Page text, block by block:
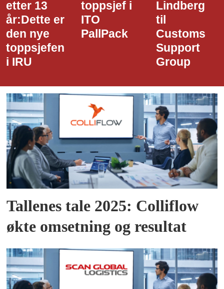
toppsjef i
ITO
PallPack
Lindberg
til
Customs
den nye
i Narvik
Havn
Tallenes tale 2025: Colliflow
økte omsetning og resultat